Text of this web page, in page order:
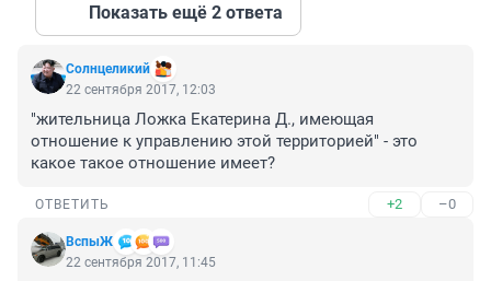
Показать ещё 2 ответа
Солнцеликий
22 сентября 2017, 12:03
"жительница Ложка Екатерина Д., имеющая
отношение к управлению этой территорией" - это
какое такое отношение имеет?
ОТВЕТИТЬ +2 –0
ВспыЖ
22 сентября 2017, 11:45